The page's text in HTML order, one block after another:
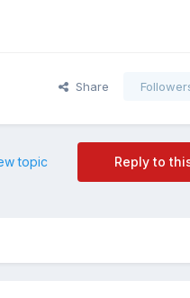
Share
Reply to
topic